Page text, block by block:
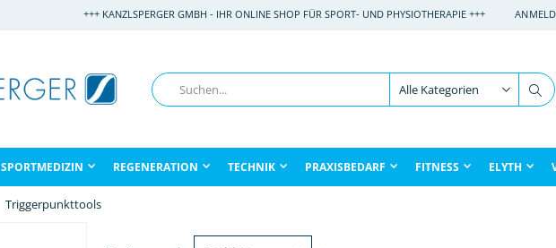
+++ KANZLSPERGER GMBH - IHR ONLINE SHOP FÜR SPORT- UND PHYSIOTHERAPIE +++
Suche
SPORTMEDIZIN REGENERATION TECHNIK PRAXISBEDARF FITNESS ELYTH
Triggerpunkttools